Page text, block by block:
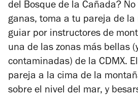
del Bosque de la Cañada?
ganas, toma a tu pareja de la
guiar por instructores de
una de las zonas más bellas
contaminadas) de la CDMX.
pareja a la cima de la
sobre el nivel del mar, y